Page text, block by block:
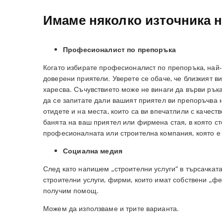
Имаме няколко източника
Професионалист по препоръка
Когато избирате професионалист по препоръка,
доверени приятели. Уверете се обаче, че близкият
харесва. Съчувствието може не винаги да върви
да се запитате дали вашият приятел ви препоръчва
отидете и на места, които са ви впечатлили с
банята на ваш приятел или фирмена стая, в която
професионалната или строителна компания, която
Социална медия
След като напишем „строителни услуги“ в
строителни услуги, фирми, които имат собствени
получим помощ.
Можем да използваме и трите варианта.